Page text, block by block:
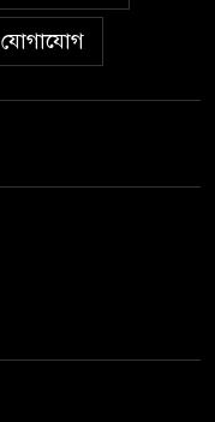
যোগাযোগ